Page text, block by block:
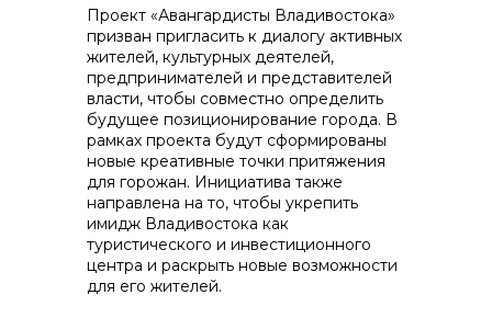
Контакты
Проект «Авангардисты Владивостока»
призван пригласить к диалогу активных
жителей, культурных деятелей,
предпринимателей и представителей
власти, чтобы совместно определить
будущее позиционирование города. В
рамках проекта будут сформированы
новые креативные точки притяжения
для горожан. Инициатива также
направлена на то, чтобы укрепить
имидж Владивостока как
туристического и инвестиционного
центра и раскрыть новые возможности
для его жителей.